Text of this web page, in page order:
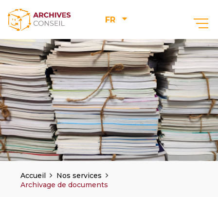
FR
–
Accueil
Nos services
Archivage de documents